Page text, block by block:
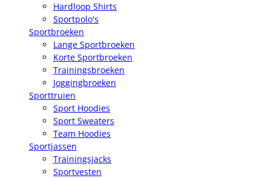
Hardloop Shirts
Sportpolo's
Sportbroeken
Lange Sportbroeken
Korte Sportbroeken
Trainingsbroeken
Joggingbroeken
Sporttruien
Sport Hoodies
Sport Sweaters
Team Hoodies
Sportjassen
Trainingsjacks
Sportvesten